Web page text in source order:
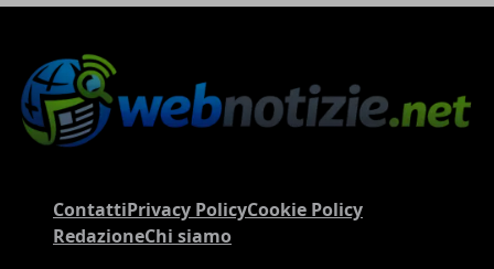
ContattiPrivacy PolicyCookie Policy
RedazioneChi siamo